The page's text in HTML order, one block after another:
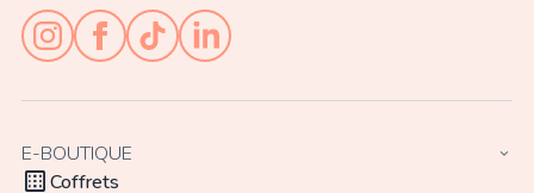
E-BOUTIQUE keyboard_arrow_down
background_dot_smallCoffrets